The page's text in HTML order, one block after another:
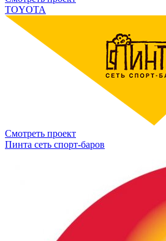
TOYOTA
Смотреть проект
Пинта сеть спорт-баров